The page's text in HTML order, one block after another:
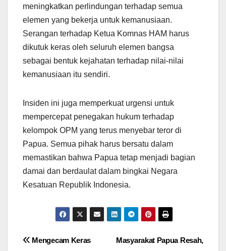
meningkatkan perlindungan terhadap semua
elemen yang bekerja untuk kemanusiaan.
Serangan terhadap Ketua Komnas HAM harus
dikutuk keras oleh seluruh elemen bangsa
sebagai bentuk kejahatan terhadap nilai-nilai
kemanusiaan itu sendiri.
Insiden ini juga memperkuat urgensi untuk
mempercepat penegakan hukum terhadap
kelompok OPM yang terus menyebar teror di
Papua. Semua pihak harus bersatu dalam
memastikan bahwa Papua tetap menjadi bagian
damai dan berdaulat dalam bingkai Negara
Kesatuan Republik Indonesia.
Post
Masyarakat Papua Resah,
Mengecam Keras